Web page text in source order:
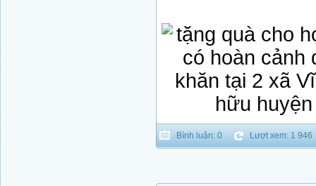
Bình luận: 0 Lượt xem: 1 946